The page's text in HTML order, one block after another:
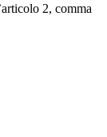
2, comma